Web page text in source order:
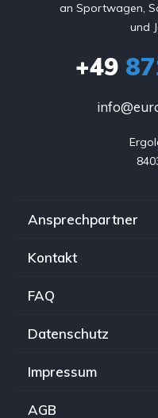
an Sportwagen,
und
+49
Ansprechpartner
Kontakt
FAQ
Datenschutz
Impressum
AGB